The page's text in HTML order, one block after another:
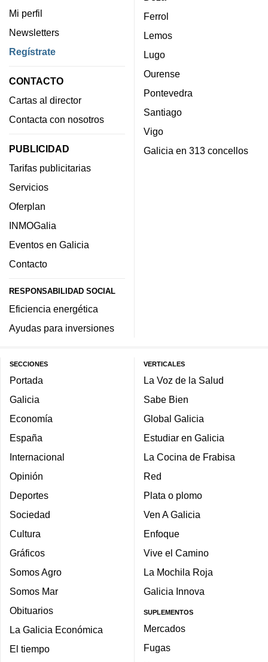
Mi perfil
Newsletters
Regístrate
CONTACTO
Cartas al director
Contacta con nosotros
PUBLICIDAD
Tarifas publicitarias
Servicios
Oferplan
INMOGalia
Eventos en Galicia
Contacto
RESPONSABILIDAD SOCIAL
Eficiencia energética
Ayudas para inversiones
Ferrol
Lemos
Lugo
Ourense
Pontevedra
Santiago
Vigo
Galicia en 313 concellos
SECCIONES
Portada
Galicia
Economía
España
Internacional
Opinión
Deportes
Sociedad
Cultura
Gráficos
Somos Agro
Somos Mar
Obituarios
La Galicia Económica
El tiempo
VERTICALES
La Voz de la Salud
Sabe Bien
Global Galicia
Estudiar en Galicia
La Cocina de Frabisa
Red
Plata o plomo
Ven A Galicia
Enfoque
Vive el Camino
La Mochila Roja
Galicia Innova
SUPLEMENTOS
Mercados
Fugas